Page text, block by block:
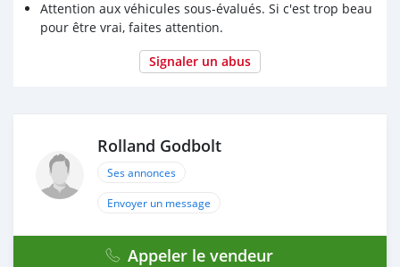
Attention aux véhicules sous-évalués. Si c'est trop beau
pour être vrai, faites attention.
Signaler un abus
Rolland Godbolt
Ses annonces
Envoyer un message
Appeler le vendeur